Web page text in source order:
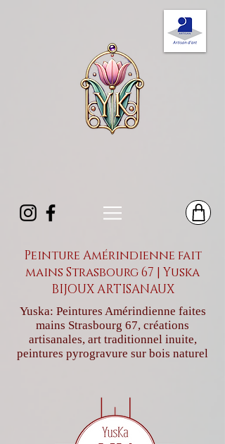
Peinture Amérindienne fait
mains Strasbourg 67 | Yuska
BIJOUX ARTISANAUX
Yuska: Peintures Amérindienne faites
mains Strasbourg 67, créations
artisanales, art traditionnel inuite,
peintures pyrogravure sur bois naturel